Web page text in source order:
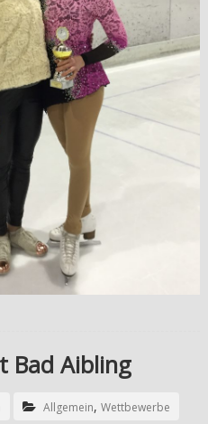
Bad Aibling
Allgemein, Wettbewerbe